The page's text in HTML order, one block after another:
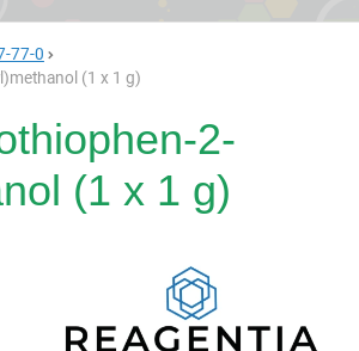
77-0
(1 x 1 g)
2-
(1 x 1 g)